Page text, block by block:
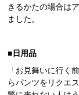
きるかたの場合は
ました。
■日用品
「お見舞いに行く
らパンツをリクエ